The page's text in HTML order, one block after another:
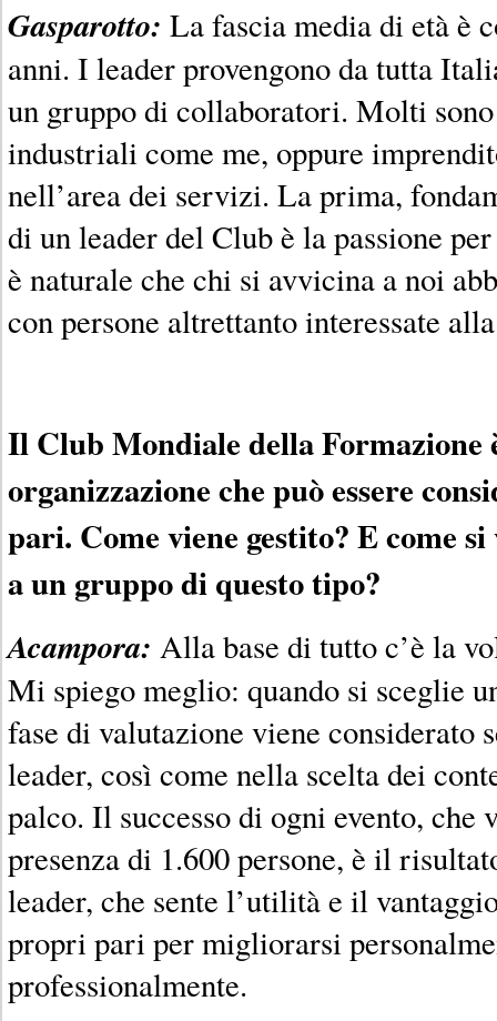
Gasparotto: La fascia media di età è
anni. I leader provengono da tutta
un gruppo di collaboratori. Molti
industriali come me, oppure
nell’area dei servizi. La prima,
di un leader del Club è la passione
è naturale che chi si avvicina a noi
con persone altrettanto interessate
Il Club Mondiale della Formazione
organizzazione che può essere
pari. Come viene gestito? E come
a un gruppo di questo tipo?
Acampora: Alla base di tutto c’è la
Mi spiego meglio: quando si sceglie
fase di valutazione viene considerato
leader, così come nella scelta dei
palco. Il successo di ogni evento, che
presenza di 1.600 persone, è il
leader, che sente l’utilità e il
propri pari per migliorarsi
professionalmente.